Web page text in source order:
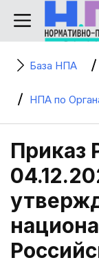
База НПА
НПА по
Приказ